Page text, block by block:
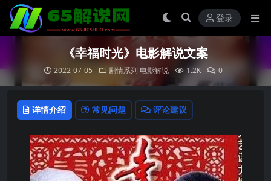
登录
《幸福时光》电影解说文案
2022-07-05 剧情系列 电影解说 1.2K 0
详情介绍 常见问题 评论建议